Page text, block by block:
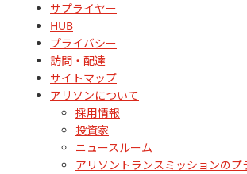
サプライヤー
HUB
プライバシー
訪問・配達
サイトマップ
アリソンについて
採用情報
投資家
ニュースルーム
アリソントランスミッションのプ